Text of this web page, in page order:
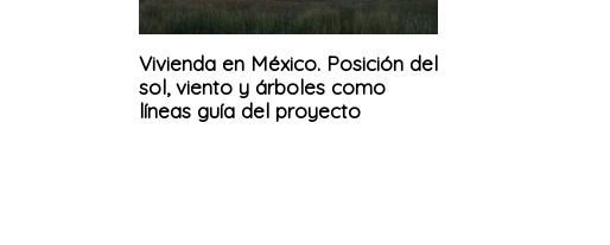
Vivienda en México. Posición del
sol, viento y árboles como
líneas guía del proyecto